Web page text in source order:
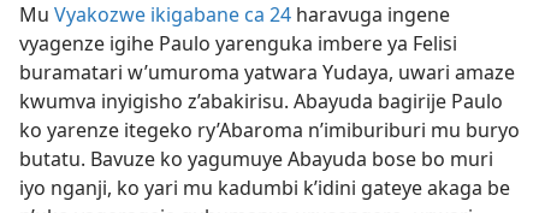
Mu Vyakozwe ikigabane ca 24 haravuga ingene
vyagenze igihe Paulo yarenguka imbere ya Felisi
buramatari w’umuroma yatwara Yudaya, uwari amaze
kwumva inyigisho z’abakirisu. Abayuda bagirije Paulo
ko yarenze itegeko ry’Abaroma n’imiburiburi mu buryo
butatu. Bavuze ko yagumuye Abayuda bose bo muri
iyo nganji, ko yari mu kadumbi k’idini gateye akaga be